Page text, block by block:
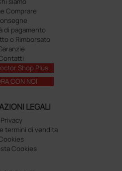
Comprare
di pagamento
o Rimborsato
Shop Plus
CON NOI
LEGALI
Privacy
termini di vendita
Cookies